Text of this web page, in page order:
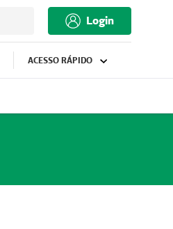
Login
ACESSO RÁPIDO